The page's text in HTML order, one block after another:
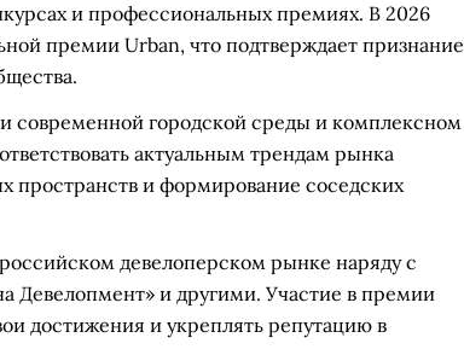
и профессиональных премиях. В 2026
премии Urban, что подтверждает признание
современной городской среды и комплексном
актуальным трендам рынка
пространств и формирование соседских
девелоперском рынке наряду с
Девелопмент» и другими. Участие в премии
достижения и укреплять репутацию в